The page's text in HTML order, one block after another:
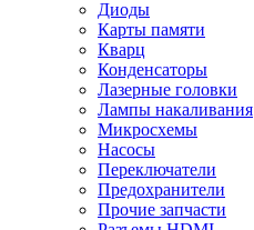
Диоды
Карты памяти
Кварц
Конденсаторы
Лазерные головки
Лампы накаливания
Микросхемы
Насосы
Переключатели
Предохранители
Прочие запчасти